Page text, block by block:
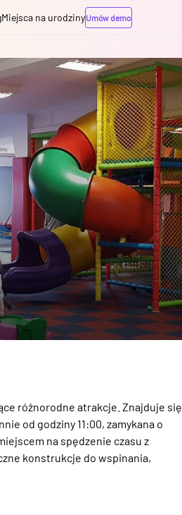
Miejsca na urodzinyUmów demo
różnorodne atrakcje. Znajduje się
od godziny 11:00, zamykana o
na spędzenie czasu z
konstrukcje do wspinania,